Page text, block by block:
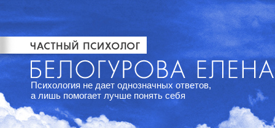
Психология не дает однозначных ответов,
а лишь помогает лучше понять себя